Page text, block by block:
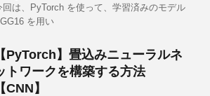
回は、PyTorch を使って、学習済みのモデル
を用い
【PyTorch】畳込みニューラルネ
トワークを構築する方法
【CNN】